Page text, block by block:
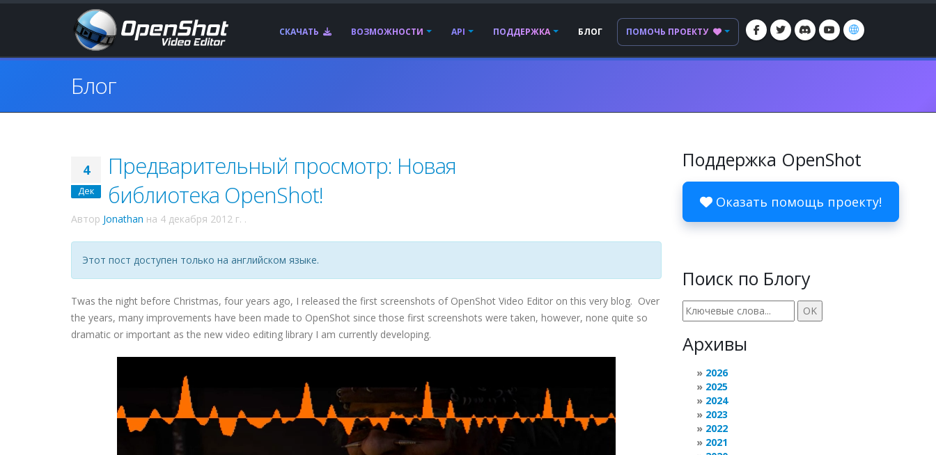
СКАЧАТЬ ВОЗМОЖНОСТИ API ПОДДЕРЖКА БЛОГ ПОМОЧЬ ПРОЕКТУ
Блог
4
Дек
Предварительный просмотр: Новая
библиотека OpenShot!
Автор Jonathan на 4 декабря 2012 г. .
Этот пост доступен только на английском языке.
Twas the night before Christmas, four years ago, I released the first screenshots of OpenShot Video Editor on this very blog. Over
the years, many improvements have been made to OpenShot since those first screenshots were taken, however, none quite so
dramatic or important as the new video editing library I am currently developing.
Поддержка OpenShot
Оказать помощь проекту!
Поиск по Блогу
Архивы
2026
2025
2024
2023
2022
2021